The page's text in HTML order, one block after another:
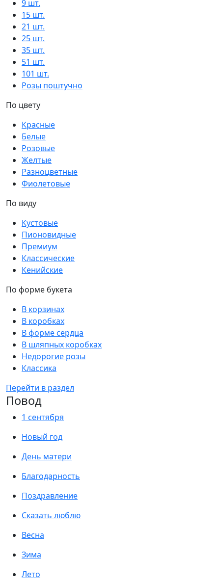
9 шт.
15 шт.
21 шт.
25 шт.
35 шт.
51 шт.
101 шт.
Розы поштучно
По цвету
Красные
Белые
Розовые
Желтые
Разноцветные
Фиолетовые
По виду
Кустовые
Пионовидные
Премиум
Классические
Кенийские
По форме букета
В корзинах
В коробках
В форме сердца
В шляпных коробках
Недорогие розы
Классика
Перейти в раздел
Повод
1 сентября
Новый год
День матери
Благодарность
Поздравление
Сказать люблю
Весна
Зима
Лето